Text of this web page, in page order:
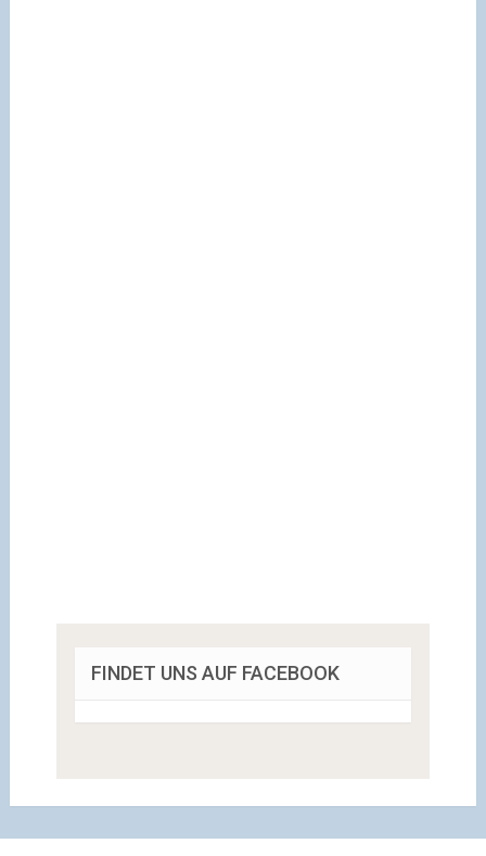
FINDET UNS AUF FACEBOOK